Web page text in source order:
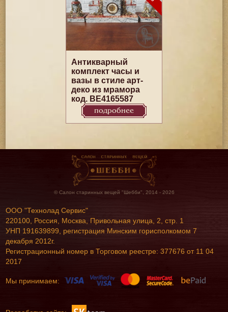
Антикварный
комплект часы и
вазы в стиле арт-
деко из мрамора
код. BE4165587
подробнее
© Салон старинных вещей "Шебби", 2014 - 2026
ООО "Технолад Сервис"
220100, Россия, Москва, Привольная улица, 2, стр. 1
УНП 191639899, регистрация Минским горисполкомом 7
декабря 2012г.
Регистрационный номер в Торговом реестре: 377676 от 11 04
2017
Мы принимаем: